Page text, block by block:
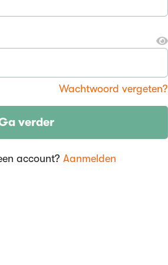
Wachtwoord vergeten?
verder
account? Aanmelden